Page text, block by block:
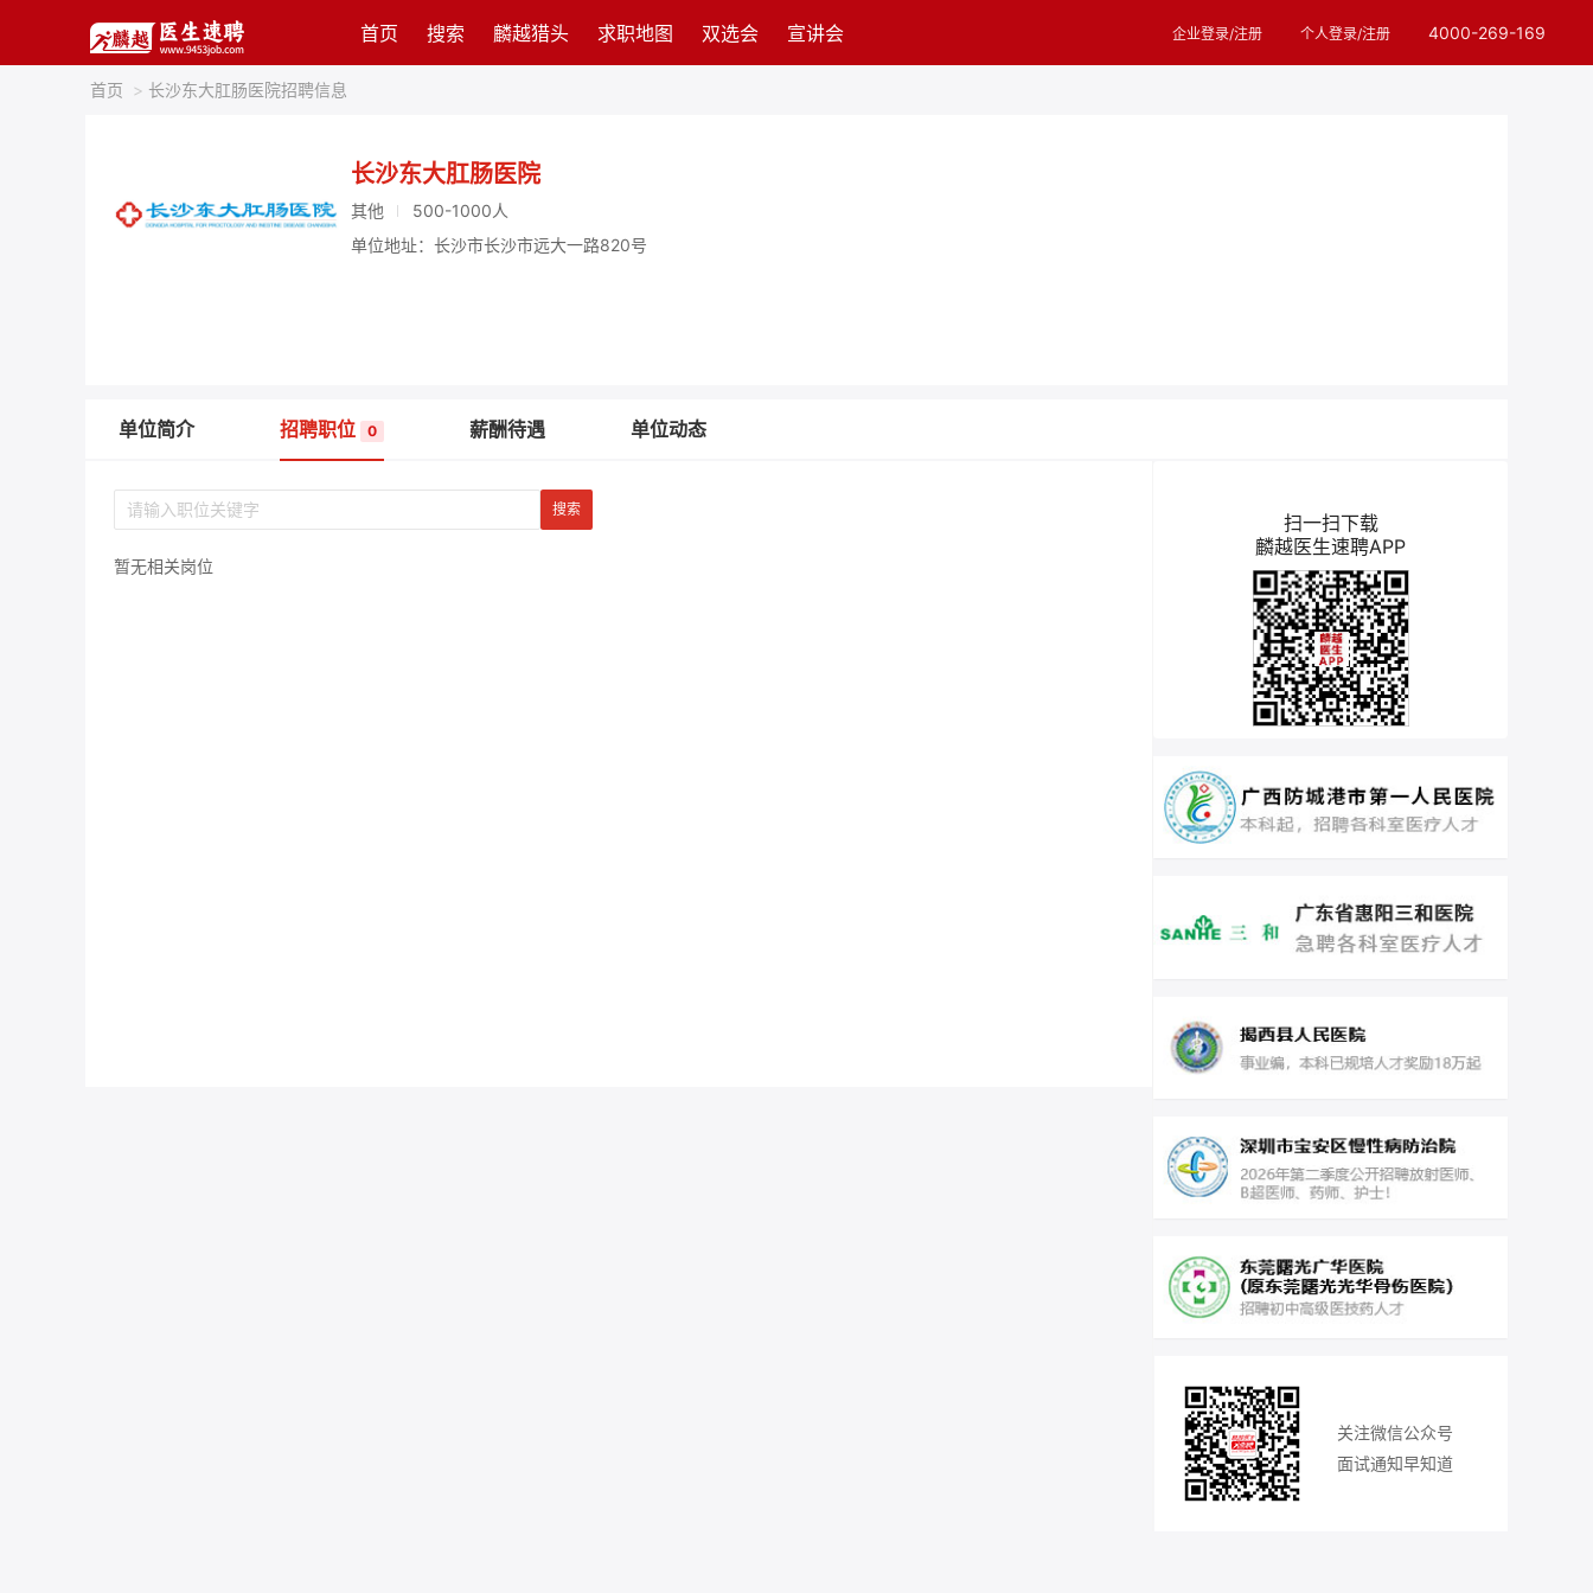
首页 搜索 麟越猎头 求职地图 双选会 宣讲会 企业登录/注册 个人登录/注册 4000-269-169
首页 > 长沙东大肛肠医院招聘信息
长沙东大肛肠医院
其他
500-1000人
单位地址：长沙市长沙市远大一路820号
单位简介 招聘职位 0 薪酬待遇 单位动态
暂无相关岗位
扫一扫下载
麟越医生速聘APP
关注微信公众号
面试通知早知道